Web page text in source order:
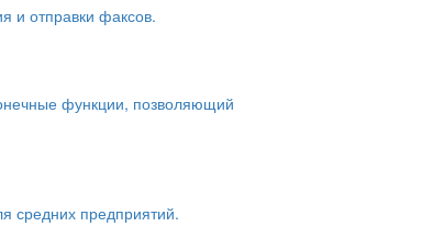
и отправки факсов.
функции, позволяющий
средних предприятий.